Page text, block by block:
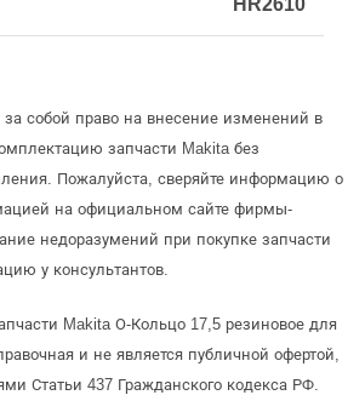
HR2610
за собой право на внесение изменений в
запчасти Makita без
Пожалуйста, сверяйте информацию о
на официальном сайте фирмы-
недоразумений при покупке запчасти
у консультантов.
Makita О-Кольцо 17,5 резиновое для
и не является публичной офертой,
Статьи 437 Гражданского кодекса РФ.